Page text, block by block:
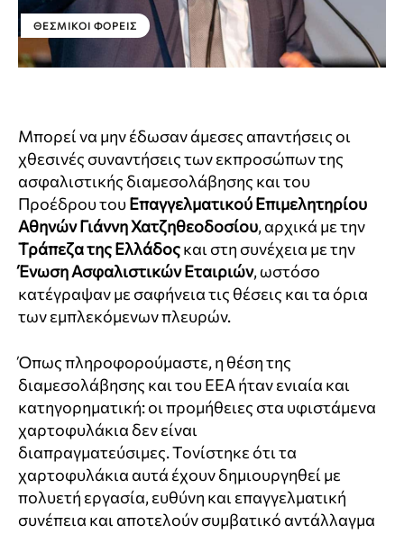
ΘΕΣΜΙΚΟΊ ΦΟΡΕΊΣ
Μπορεί να μην έδωσαν άμεσες απαντήσεις οι
χθεσινές συναντήσεις των εκπροσώπων της
ασφαλιστικής διαμεσολάβησης και του
Προέδρου τουΕπαγγελματικού Επιμελητηρίου
Αθηνών Γιάννη Χατζηθεοδοσίου, αρχικά με την
Τράπεζα της Ελλάδοςκαι στη συνέχεια με την
Ένωση Ασφαλιστικών Εταιριών, ωστόσο
κατέγραψαν με σαφήνεια τις θέσεις και τα όρια
των εμπλεκόμενων πλευρών.
Όπως πληροφορούμαστε, η θέση της
διαμεσολάβησης και του ΕΕΑ ήταν ενιαία και
κατηγορηματική: οι προμήθειες στα υφιστάμενα
χαρτοφυλάκια δεν είναι
διαπραγματεύσιμες. Τονίστηκε ότι τα
χαρτοφυλάκια αυτά έχουν δημιουργηθεί με
πολυετή εργασία, ευθύνη και επαγγελματική
συνέπεια και αποτελούν συμβατικό αντάλλαγμα